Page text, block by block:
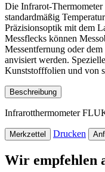
Die Infrarot-
standardmäßig
Präzisionsoptik mit dem
Messflecks können
Messentfernung oder
anvisiert werden.
Kunststofffolien und von
Beschreibung
Infrarotthermometer
Merkzettel Drucken
Wir empfehlen